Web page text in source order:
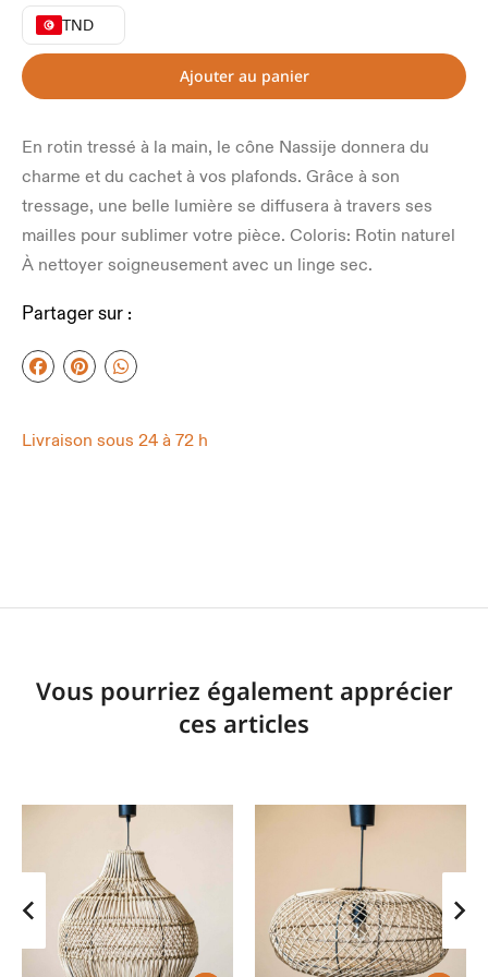
TND
Ajouter au panier
En rotin tressé à la main, le cône Nassije donnera du
charme et du cachet à vos plafonds. Grâce à son
tressage, une belle lumière se diffusera à travers ses
mailles pour sublimer votre pièce. Coloris: Rotin naturel
À nettoyer soigneusement avec un linge sec.
Partager sur :
Livraison sous 24 à 72 h
Vous pourriez également apprécier
ces articles